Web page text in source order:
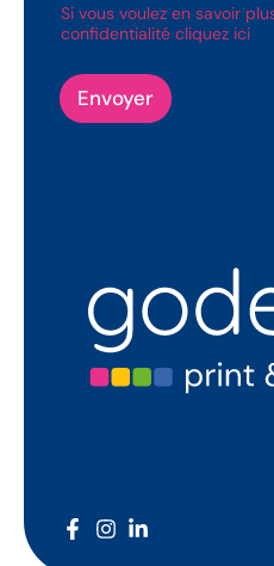
Si vous voulez en savoir
confidentialité cliquez ici
Envoyer